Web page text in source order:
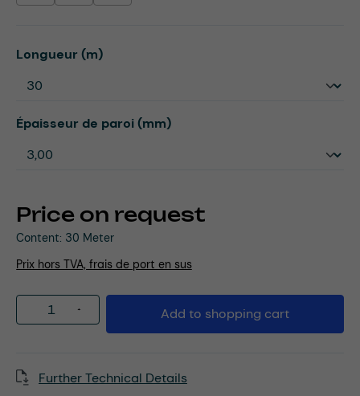
Price on request
Content: 30 Meter
Prix hors TVA, frais de port en sus
Select
Longueur (m)
Select
Épaisseur de paroi (mm)
Product Quantity: Enter the desired
Add to shopping cart
Further Technical Details